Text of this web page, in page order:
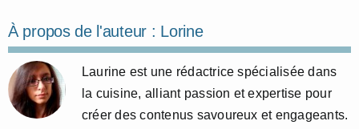
À propos de l'auteur : Lorine
Laurine est une rédactrice spécialisée dans
la cuisine, alliant passion et expertise pour
créer des contenus savoureux et engageants.